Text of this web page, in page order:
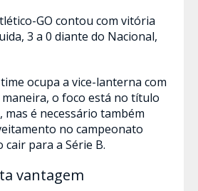
GO contou com vitória
3 a 0 diante do Nacional,
ocupa a vice-lanterna com
o foco está no título
mas é necessário também
no campeonato
para a Série B.
vantagem